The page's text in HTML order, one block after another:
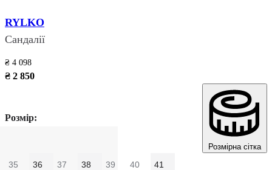
RYLKO
Сандалії
₴ 4 098
₴ 2 850
Розмір:
Розмірна сітка
35 36 37 38 39 40 41